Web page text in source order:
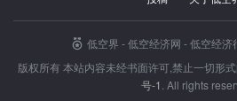
封面
低空界 - 低空经济网 - 低空经济
版权所有 本站内容未经书面许可,禁止一切形式
号-1 . All rights